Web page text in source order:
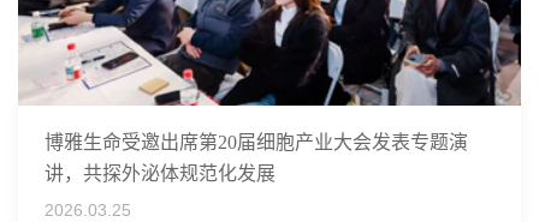
博雅生命受邀出席第20届细胞产业大会发表专题演
讲，共探外泌体规范化发展
2026.03.25